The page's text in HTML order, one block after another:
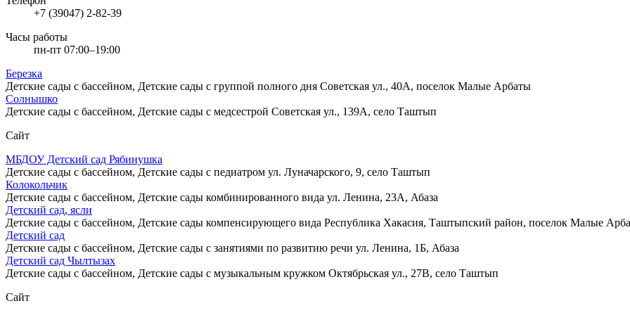
+7 (39047) 2-82-39
Часы работы
пн-пт 07:00–19:00
Березка
Детские сады с бассейном, Детские сады с группой полного дня Советская ул., 40А, поселок Малые Арбаты
Солнышко
Детские сады с бассейном, Детские сады с медсестрой Советская ул., 139А, село Таштып
Сайт
МБДОУ Детский сад Рябинушка
Детские сады с бассейном, Детские сады с педиатром ул. Луначарского, 9, село Таштып
Колокольчик
Детские сады с бассейном, Детские сады комбинированного вида ул. Ленина, 23А, Абаза
Детский сад, ясли
Детские сады с бассейном, Детские сады компенсирующего вида Республика Хакасия, Таштыпский район, поселок Малые
Детский сад
Детские сады с бассейном, Детские сады с занятиями по развитию речи ул. Ленина, 1Б, Абаза
Детский сад Чылтызах
Детские сады с бассейном, Детские сады с музыкальным кружком Октябрьская ул., 27В, село Таштып
Сайт